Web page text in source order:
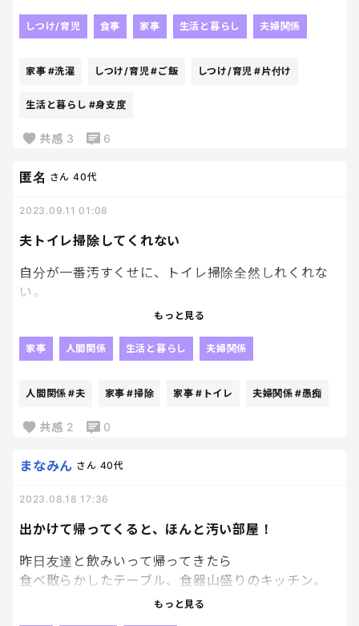
たら、快く片付けてたw
いや子どもでも布団くらい畳めるかw
「これ日課ね」って言ったら、
都合のいい耳すぎるでしょw
こっちは起きて昨日の後片付けして、洗濯機回して干
となのよ。
怒り通り越してもはや悲しい😭😭
しつけ/育児 食事 家事 生活と暮らし 夫婦関係
家事 #洗濯 しつけ/育児#ご飯 しつけ/育児 #片付け
生活と暮らし #身支度
共感 3 6
夫トイレ掃除してくれない
匿名 さん 40代
2023.09.11 01:08
自分が一番汚すくせに、トイレ掃除全然しれくれな
い。
だからそっちのトイレは使わないようにして、２階
保っているのにさ！
イレを使うの！
ほんとやめてほしい。で
ほんとむかついた。
痴っちゃった。。。
もっと見る
家事 人間関係 生活と暮らし 夫婦関係
人間関係 #夫 家事 #掃除 家事 #トイレ 夫婦関係 #愚痴
共感 2 0
出かけて帰ってくると、ほんと汚い部屋！
まなみん さん 40代
2023.08.18 17:36
昨日友達と飲みいって帰ってきたら
食べ散らかしたテーブル、食器山盛りのキッチン。
私は今朝、なぜか二日酔いで寝込んでた。
もっと見る